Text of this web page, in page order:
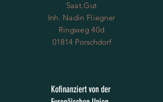
Saat.Gut
Inh. Nadin Fliegner
Ringweg 40d
01814 Porschdorf
Kofinanziert von der